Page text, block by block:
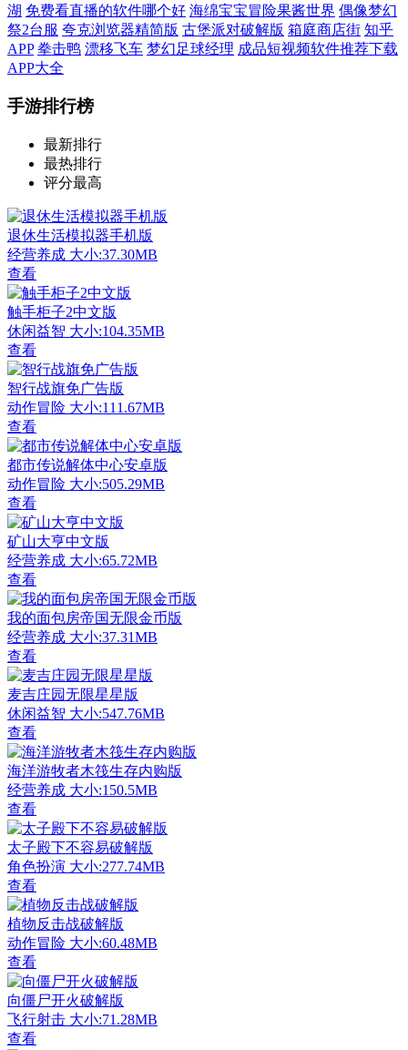
湖 免费看直播的软件哪个好 海绵宝宝冒险果酱世界 偶像梦幻
祭2台服 夸克浏览器精简版 古堡派对破解版 箱庭商店街 知乎
APP 拳击鸭 漂移飞车 梦幻足球经理 成品短视频软件推荐下载
APP大全
手游排行榜
最新排行
最热排行
评分最高
退休生活模拟器手机版
经营养成 大小:37.30MB
查看
触手柜子2中文版
休闲益智 大小:104.35MB
查看
智行战旗免广告版
动作冒险 大小:111.67MB
查看
都市传说解体中心安卓版
动作冒险 大小:505.29MB
查看
矿山大亨中文版
经营养成 大小:65.72MB
查看
我的面包房帝国无限金币版
经营养成 大小:37.31MB
查看
麦吉庄园无限星星版
休闲益智 大小:547.76MB
查看
海洋游牧者木筏生存内购版
经营养成 大小:150.5MB
查看
太子殿下不容易破解版
角色扮演 大小:277.74MB
查看
植物反击战破解版
动作冒险 大小:60.48MB
查看
向僵尸开火破解版
飞行射击 大小:71.28MB
查看